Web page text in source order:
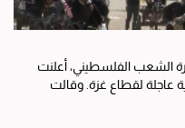
الشعب الفلسطيني، أعلنت
عاجلة لقطاع غزة. وقالت